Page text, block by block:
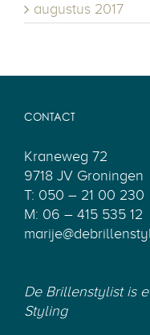
augustus 2017
CONTACT
Kraneweg 72
9718 JV Groningen
T: 050 – 21 00 230
M: 06 – 415 535 12
De Brillenstylist is
Styling